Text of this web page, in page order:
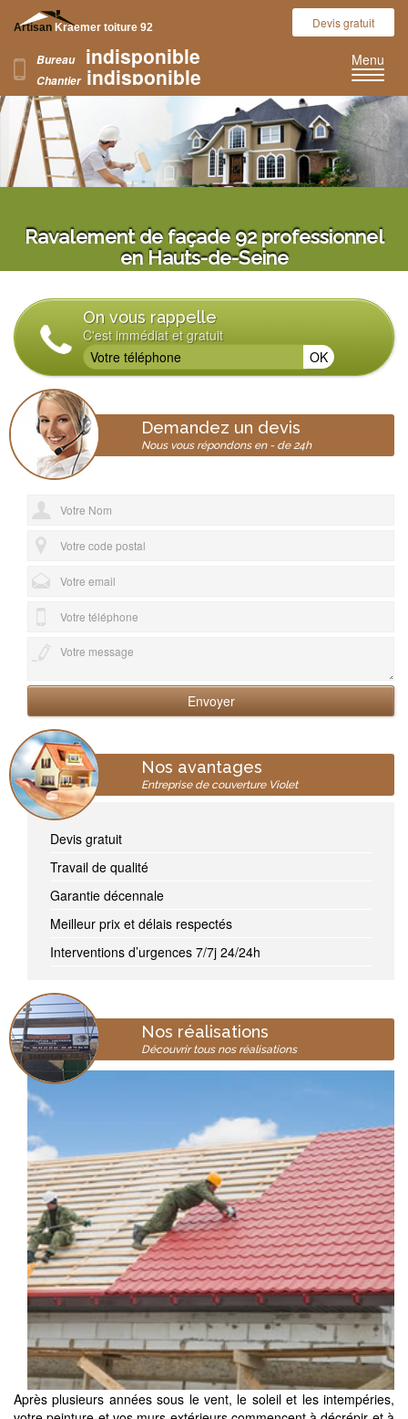
Artisan Kraemer toiture 92
Bureau indisponible
Chantier indisponible
Devis gratuit
Menu
Nos réalisations
Ravalement de façade 92 professionnel
en Hauts-de-Seine
On vous rappelle
C'est immédiat et gratuit
Demandez un devis
Nous vous répondons en - de 24h
Nos avantages
Entreprise de couverture Violet
Devis gratuit
Travail de qualité
Garantie décennale
Meilleur prix et délais respectés
Interventions d’urgences 7/7j 24/24h
Nos réalisations
Découvrir tous nos réalisations
Après plusieurs années sous le vent, le soleil et les intempéries,